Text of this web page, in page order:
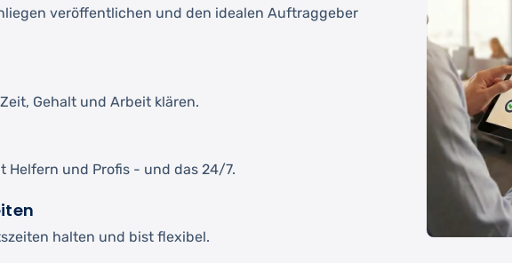
veröffentlichen und den idealen Auftraggeber
Gehalt und Arbeit klären.
Helfern und Profis - und das 24/7.
halten und bist flexibel.